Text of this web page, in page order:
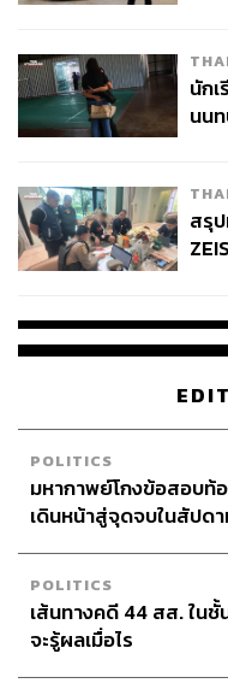
นัก
นน
สรุ
จ่า
POLITICS
มหากาพย์โกงข้อสอบท้
เดินหน้าสู่จุดจบในสัปด
POLITICS
เส้นทางคดี 44 สส. ใน
จะรู้ผลเมื่อไร